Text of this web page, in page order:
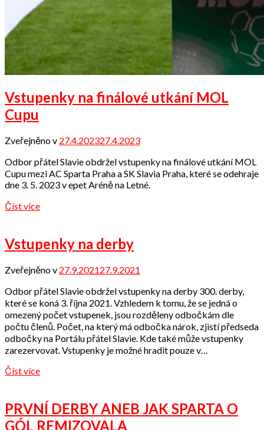
Vstupenky na finálové utkání MOL
Cupu
Zveřejněno v 27.4.202327.4.2023
přátel
Odbor přátel Slavie obdržel vstupenky na finálové utkání MOL
Cupu mezi AC Sparta Praha a SK Slavia Praha, které se odehraje
dne 3. 5. 2023 v epet Aréně na Letné.
Číst více
Vstupenky na derby
Zveřejněno v 27.9.202127.9.2021
přátel
Odbor přátel Slavie obdržel vstupenky na derby 300. derby,
které se koná 3. října 2021. Vzhledem k tomu, že se jedná o
omezený počet vstupenek, jsou rozděleny odbočkám dle
počtu členů. Počet, na který má odbočka nárok, zjistí předseda
odbočky na Portálu přátel Slavie. Kde také může vstupenky
zarezervovat. Vstupenky je možné hradit pouze v…
Číst více
PRVNÍ DERBY ANEB JAK SPARTA O
GÓL REMIZOVALA